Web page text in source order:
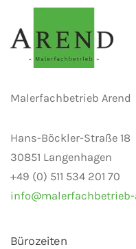
Malerfachbetrieb Arend
Hans-Böckler-Straße 18
30851 Langenhagen
+49 (0) 511 534 201 70
info@malerfachbetrieb-
Bürozeiten